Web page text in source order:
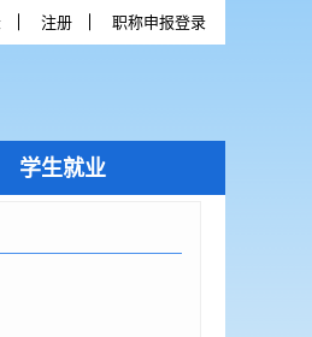
注册 职称申报登录
学生就业